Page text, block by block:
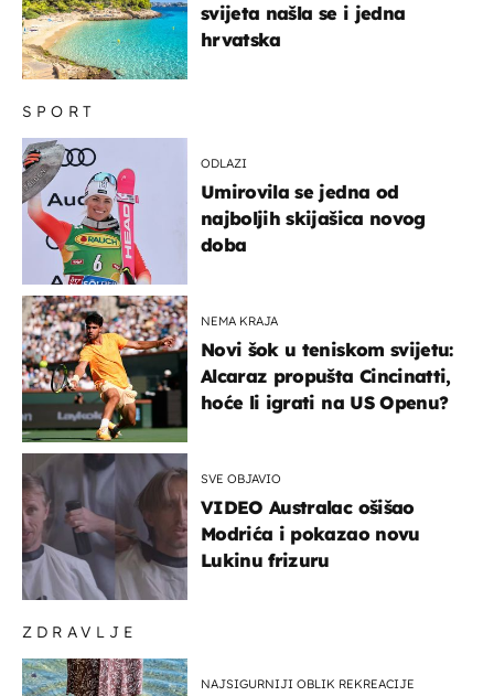
ZDRAVLJE
NAJSIGURNIJI OBLIK REKREACIJE
SPORT
ODLAZI
Umirovila se jedna od
najboljih skijašica novog
doba
NEMA KRAJA
Novi šok u teniskom svijetu:
Alcaraz propušta Cincinatti,
hoće li igrati na US Openu?
SVE OBJAVIO
VIDEO Australac ošišao
Modrića i pokazao novu
Lukinu frizuru
svijeta našla se i jedna
hrvatska